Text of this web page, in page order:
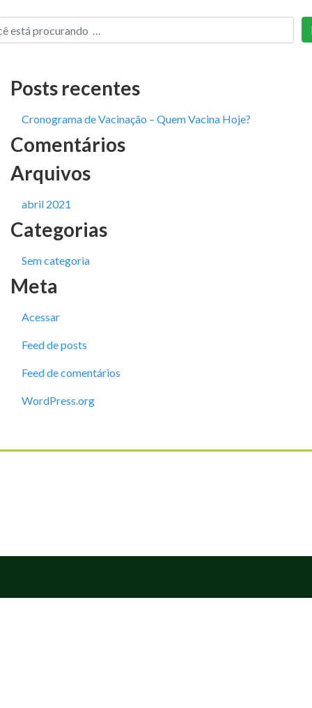
Posts recentes
Cronograma de Vacinação – Quem Vacina Hoje?
Comentários
Arquivos
abril 2021
Categorias
Sem categoria
Meta
Acessar
Feed de posts
Feed de comentários
WordPress.org